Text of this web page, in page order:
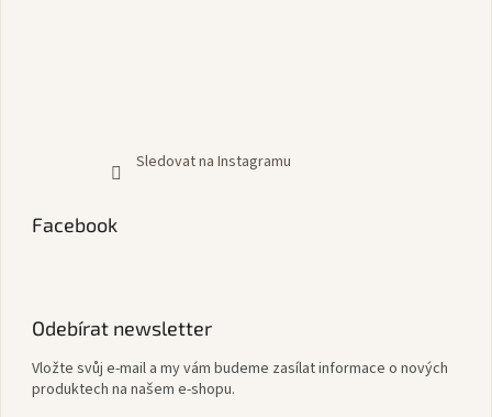
Sledovat na Instagramu
Facebook
Odebírat newsletter
Vložte svůj e-mail a my vám budeme zasílat informace o nových
produktech na našem e-shopu.